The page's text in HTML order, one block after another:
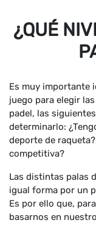
¿QUÉ
Es muy importante
juego para elegir
padel, las
determinarlo:
deporte de
competitiva?
Las distintas palas
igual forma por un
Es por ello que,
basarnos en